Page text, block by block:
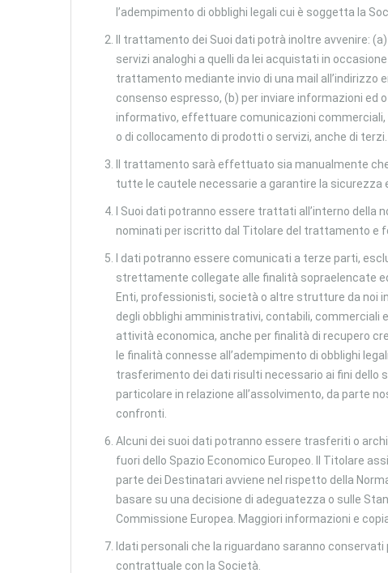
l’adempimento di obblighi legali cui è soggetta la
Il trattamento dei Suoi dati potrà inoltre avvenire:
servizi analoghi a quelli da lei acquistati in
trattamento mediante invio di una mail all’indirizzo
consenso espresso, (b) per inviare informazioni
informativo, effettuare comunicazioni
o di collocamento di prodotti o servizi, anche di terzi.
Il trattamento sarà effettuato sia manualmente
tutte le cautele necessarie a garantire la sicurezza
I Suoi dati potranno essere trattati all’interno
nominati per iscritto dal Titolare del trattamento e
I dati potranno essere comunicati a terze parti,
strettamente collegate alle finalità sopraelencate
Enti, professionisti, società o altre strutture da noi
degli obblighi amministrativi, contabili, commerciali
attività economica, anche per finalità di recupero
le finalità connesse all’adempimento di obblighi
trasferimento dei dati risulti necessario ai fini dello
particolare in relazione all’assolvimento, da parte
confronti.
Alcuni dei suoi dati potranno essere trasferiti o
fuori dello Spazio Economico Europeo. Il Titolare
parte dei Destinatari avviene nel rispetto della
basare su una decisione di adeguatezza o sulle
Commissione Europea. Maggiori informazioni e
Idati personali che la riguardano saranno
contrattuale con la Società.